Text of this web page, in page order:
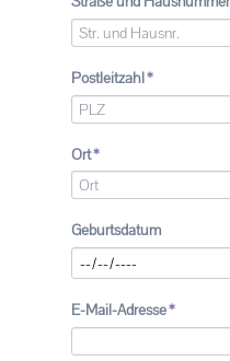
Pflichtfeld
Postleitzahl*
Pflichtfeld
Ort*
Geburtsdatum
Pflichtfeld
E-Mail-Adresse*